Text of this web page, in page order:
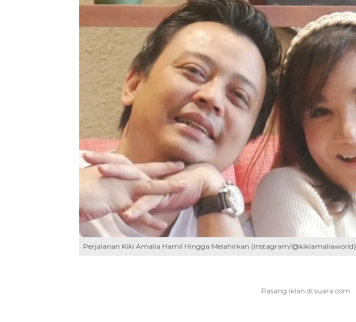
Perjalanan Kiki Amalia Hamil Hingga Melahirkan (Instagram/@kikiamaliaworld)